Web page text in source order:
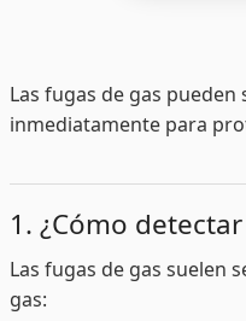
Las fugas de gas
inmediatamente para
1. ¿Cómo
Las fugas de gas suelen
gas: